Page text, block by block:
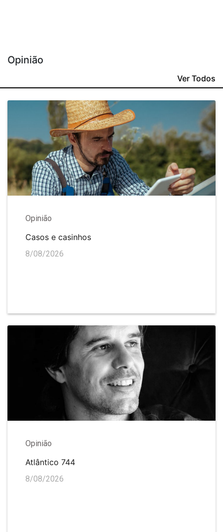
Opinião
Ver Todos
Opinião
Casos e casinhos
8/08/2026
Opinião
Atlântico 744
8/08/2026